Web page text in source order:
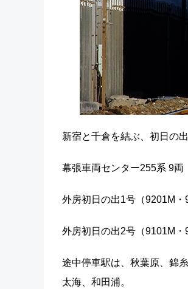
新宿と千倉を結ぶ、初日の
幕張車両センター255系 9両
外房初日の出1号（9201M・
外房初日の出2号（9101M・
途中停車駅は、秋葉原、錦
太海、和田浦。